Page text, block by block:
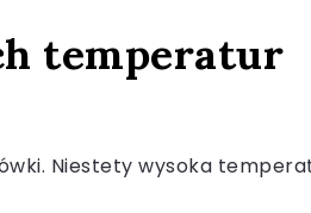
temperatur
Niestety wysoka